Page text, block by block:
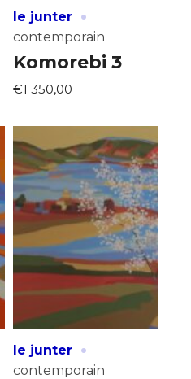
le junter ·
contemporain
Komorebi 3
€1 350,00
le junter ·
contemporain